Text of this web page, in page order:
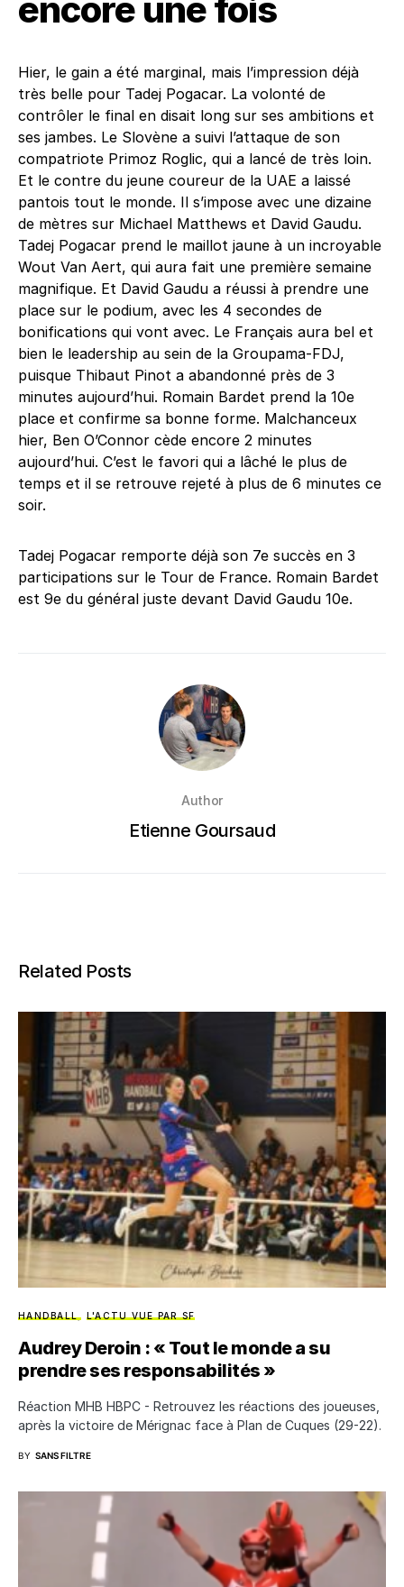
encore une fois
Hier, le gain a été marginal, mais l’impression déjà
très belle pour Tadej Pogacar. La volonté de
contrôler le final en disait long sur ses ambitions et
ses jambes. Le Slovène a suivi l’attaque de son
compatriote Primoz Roglic, qui a lancé de très loin.
Et le contre du jeune coureur de la UAE a laissé
pantois tout le monde. Il s’impose avec une dizaine
de mètres sur Michael Matthews et David Gaudu.
Tadej Pogacar prend le maillot jaune à un incroyable
Wout Van Aert, qui aura fait une première semaine
magnifique. Et David Gaudu a réussi à prendre une
place sur le podium, avec les 4 secondes de
bonifications qui vont avec. Le Français aura bel et
bien le leadership au sein de la Groupama-FDJ,
puisque Thibaut Pinot a abandonné près de 3
minutes aujourd’hui. Romain Bardet prend la 10e
place et confirme sa bonne forme. Malchanceux
hier, Ben O’Connor cède encore 2 minutes
aujourd’hui. C’est le favori qui a lâché le plus de
temps et il se retrouve rejeté à plus de 6 minutes ce
soir.
Tadej Pogacar remporte déjà son 7e succès en 3
participations sur le Tour de France. Romain Bardet
est 9e du général juste devant David Gaudu 10e.
Author
Etienne Goursaud
Related Posts
HANDBALL L'ACTU VUE PAR SF
Audrey Deroin : « Tout le monde a su
prendre ses responsabilités »
Réaction MHB HBPC - Retrouvez les réactions des joueuses,
après la victoire de Mérignac face à Plan de Cuques (29-22).
BY SANS FILTRE